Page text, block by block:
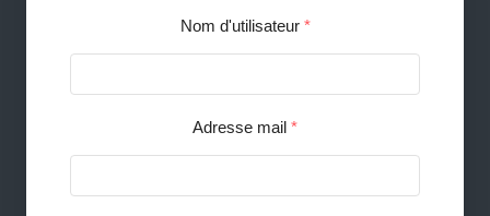
Nom d'utilisateur *
Adresse mail *